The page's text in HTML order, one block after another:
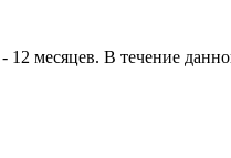
месяцев. В течение